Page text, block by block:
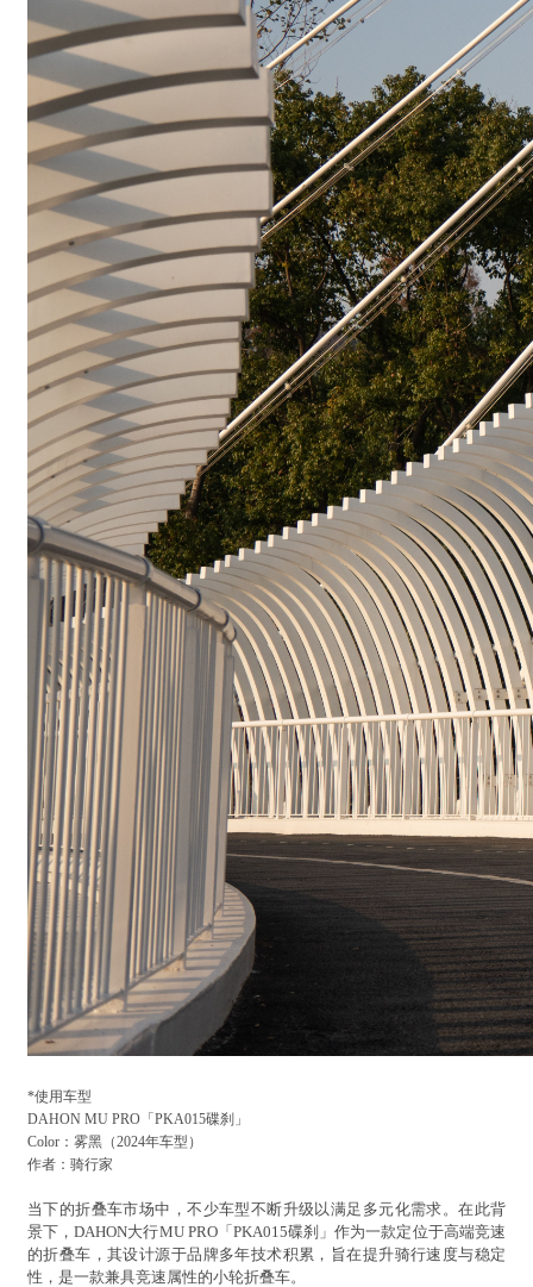
*使用车型
DAHON MU PRO「PKA015碟刹」
Color：雾黑（2024年车型）
作者：骑行家
当下的折叠车市场中，不少车型不断升级以满足多元化需求。在此背
景下，DAHON大行MU PRO「PKA015碟刹」作为一款定位于高端竞速
的折叠车，其设计源于品牌多年技术积累，旨在提升骑行速度与稳定
性，是一款兼具竞速属性的小轮折叠车。